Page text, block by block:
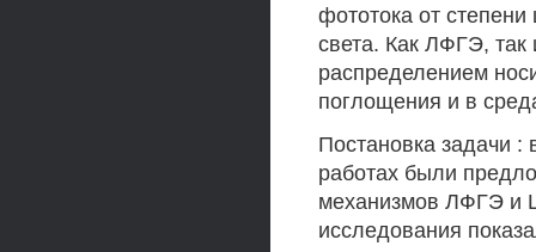
фототока от
света. Как ЛФГЭ,
распределением
поглощения и в
Постановка задачи :
работах были
механизмов ЛФГЭ и
исследования